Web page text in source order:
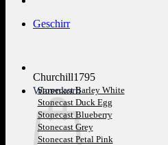
Warenkorb
Geschirr
Churchill1795
Stonecast Barley White
Stonecast Duck Egg
Stonecast Blueberry
Stonecast Grey
Stonecast Petal Pink